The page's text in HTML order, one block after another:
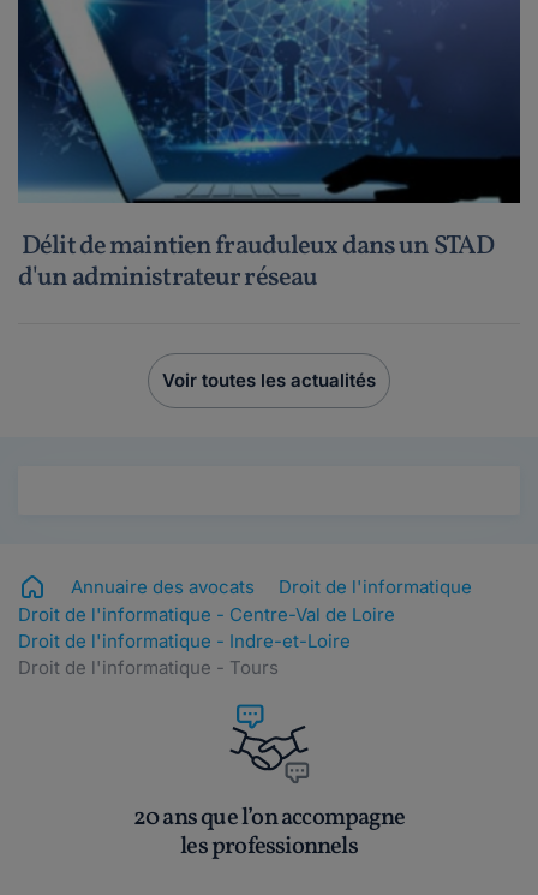
Délit de maintien frauduleux dans un STAD
d'un administrateur réseau
Voir toutes les actualités
Annuaire des avocats
Droit de l'informatique
Droit de l'informatique - Centre-Val de Loire
Droit de l'informatique - Indre-et-Loire
Droit de l'informatique - Tours
20 ans que l’on accompagne
les professionnels